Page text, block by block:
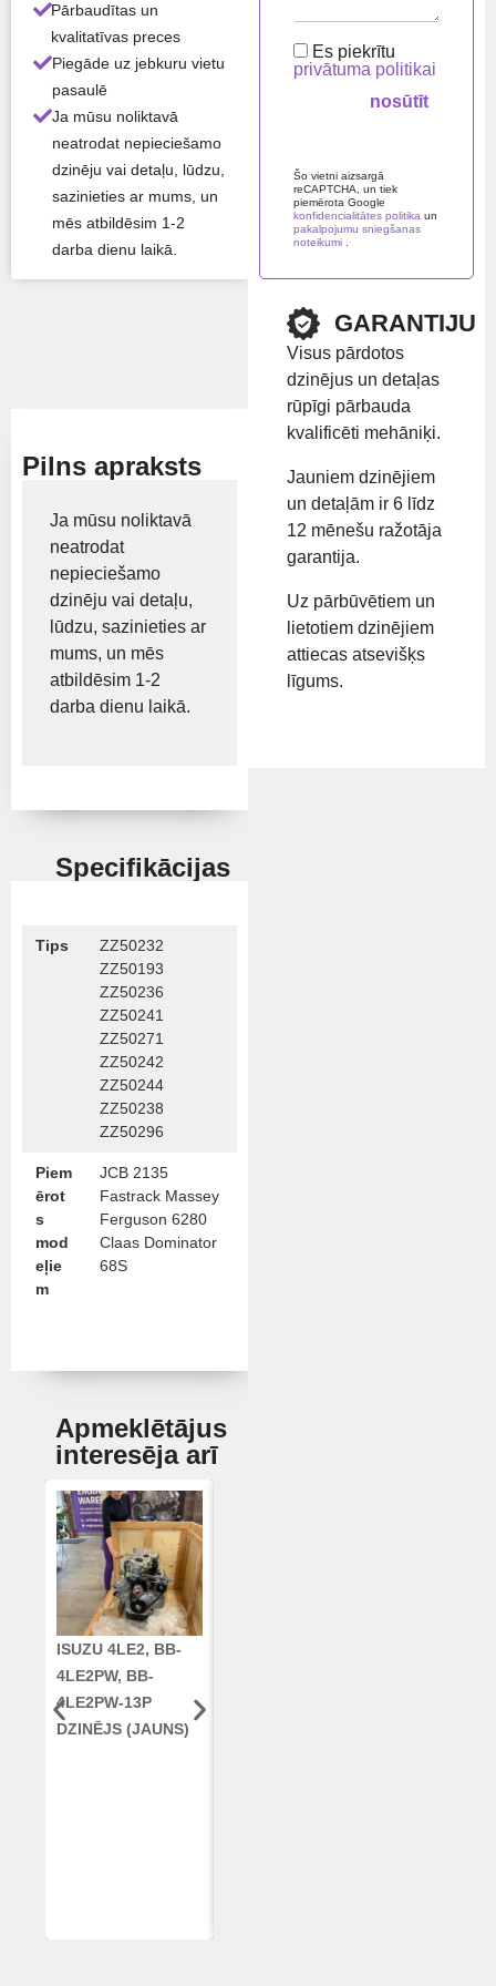
Pārbaudītas un
kvalitatīvas preces
Piegāde uz jebkuru vietu
pasaulē
Ja mūsu noliktavā
neatrodat nepieciešamo
dzinēju vai detaļu, lūdzu,
sazinieties ar mums, un
mēs atbildēsim 1-2
darba dienu laikā.
(YH), 1006-60TA
(YJ), 1006-60TW
(YK), 1006-6T
Visas produkta īpašības ›
Atlikums:Ir noliktavā
Rādīt cenu
Pilns apraksts
Ja mūsu noliktavā
neatrodat
nepieciešamo
dzinēju vai detaļu,
lūdzu, sazinieties ar
mums, un mēs
atbildēsim 1-2
darba dienu laikā.
Specifikācijas
Tips
ZZ50232
ZZ50193
ZZ50236
ZZ50241
ZZ50271
ZZ50242
ZZ50244
ZZ50238
ZZ50296
Piem
ērot
s
mod
eļie
m
JCB 2135
Fastrack Massey
Ferguson 6280
Claas Dominator
68S
Apmeklētājus
interesēja arī
ISUZU 4LE2, BB-
4LE2PW, BB-
4LE2PW-13P
DZINĒJS (JAUNS)
Es piekrītu
privātuma politikai
Šo vietni aizsargā
reCAPTCHA, un tiek
piemērota Google
konfidencialitātes politika un
pakalpojumu sniegšanas
noteikumi
GARANTIJU
Visus pārdotos
dzinējus un detaļas
rūpīgi pārbauda
kvalificēti mehāniķi.
Jauniem dzinējiem
un detaļām ir 6 līdz
12 mēnešu ražotāja
garantija.
Uz pārbūvētiem un
lietotiem dzinējiem
attiecas atsevišķs
līgums.